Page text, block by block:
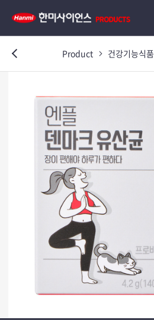
Product 건강기능식품
이전